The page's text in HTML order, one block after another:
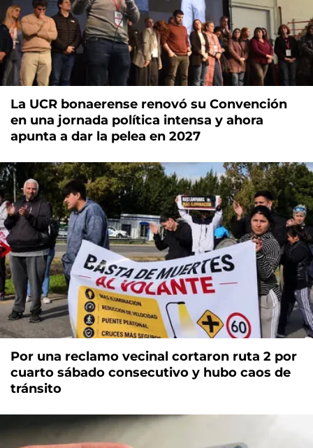
La UCR bonaerense renovó su Convención
en una jornada política intensa y ahora
apunta a dar la pelea en 2027
Por una reclamo vecinal cortaron ruta 2 por
cuarto sábado consecutivo y hubo caos de
tránsito